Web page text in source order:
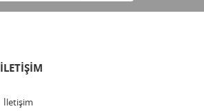
İLETİŞİM
İletişim